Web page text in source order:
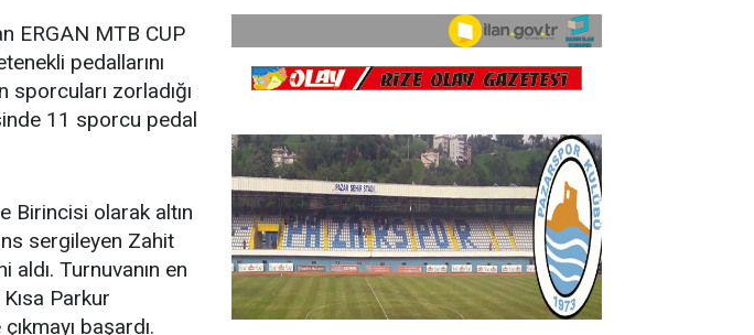
ERGAN MTB CUP
pedallarını
zorladığı
11 sporcu pedal
Birincisi olarak altın
sergileyen Zahit
Turnuvanın en
Parkur
başardı.